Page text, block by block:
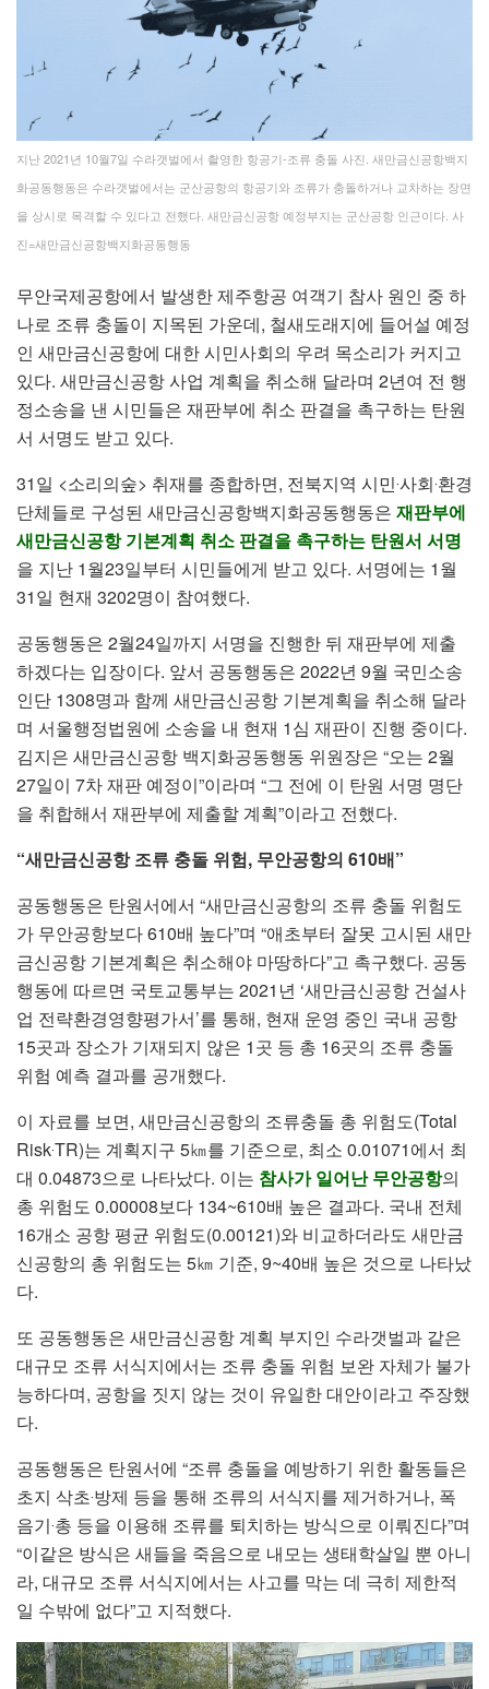
지난 2021년 10월7일 수라갯벌에서 촬영한 항공기-조류 충돌 사진. 새만금신공항백지
화공동행동은 ​수라갯벌에서는 군산공항의 항공기와 조류가 충돌하거나 교차하는 장면
을 상시로 목격할 수 있다고 전했다. 새만금신공항 예정부지는 군산공항 인근이다. 사
진=새만금신공항백지화공동행동
무안국제공항에서 발생한 제주항공 여객기 참사 원인 중 하
나로 조류 충돌이 지목된 가운데, 철새도래지에 들어설 예정
인 새만금신공항에 대한 시민사회의 우려 목소리가 커지고
있다. 새만금신공항 사업 계획을 취소해 달라며 2년여 전 행
정소송을 낸 시민들은 재판부에 취소 판결을 촉구하는 탄원
서 서명도 받고 있다.
31일 <소리의숲> 취재를 종합하면, 전북지역 시민‧사회‧환경
단체들로 구성된 새만금신공항백지화공동행동은 재판부에
새만금신공항 기본계획 취소 판결을 촉구하는 탄원서 서명
을 지난 1월23일부터 시민들에게 받고 있다. 서명에는 1월
31일 현재 3202명이 참여했다.
공동행동은 2월24일까지 서명을 진행한 뒤 재판부에 제출
하겠다는 입장이다. 앞서 공동행동은 2022년 9월 국민소송
인단 1308명과 함께 새만금신공항 기본계획을 취소해 달라
며 서울행정법원에 소송을 내 현재 1심 재판이 진행 중이다.
김지은 새만금신공항 백지화공동행동 위원장은 “오는 2월
27일이 7차 재판 예정이”이라며 “그 전에 이 탄원 서명 명단
을 취합해서 재판부에 제출할 계획”이라고 전했다.
“새만금신공항 조류 충돌 위험, 무안공항의 610배”
공동행동은 탄원서에서 “새만금신공항의 조류 충돌 위험도
가 무안공항보다 610배 높다”며 “애초부터 잘못 고시된 새만
금신공항 기본계획은 취소해야 마땅하다”고 촉구했다. 공동
행동에 따르면 국토교통부는 2021년 ‘새만금신공항 건설사
업 전략환경영향평가서’를 통해, 현재 운영 중인 국내 공항
15곳과 장소가 기재되지 않은 1곳 등 총 16곳의 조류 충돌
위험 예측 결과를 공개했다.
이 자료를 보면, 새만금신공항의 조류충돌 총 위험도(Total
Risk‧TR)는 계획지구 5㎞를 기준으로, 최소 0.01071에서 최
대 0.04873으로 나타났다. 이는 참사가 일어난 무안공항의
총 위험도 0.00008보다 134~610배 높은 결과다. 국내 전체
16개소 공항 평균 위험도(0.00121)와 비교하더라도 새만금
신공항의 총 위험도는 5㎞ 기준, 9~40배 높은 것으로 나타났
다.
또 공동행동은 새만금신공항 계획 부지인 수라갯벌과 같은
대규모 조류 서식지에서는 조류 충돌 위험 보완 자체가 불가
능하다며, 공항을 짓지 않는 것이 유일한 대안이라고 주장했
다.
공동행동은 탄원서에 “조류 충돌을 예방하기 위한 활동들은
초지 삭초‧방제 등을 통해 조류의 서식지를 제거하거나, 폭
음기‧총 등을 이용해 조류를 퇴치하는 방식으로 이뤄진다”며
“이같은 방식은 새들을 죽음으로 내모는 생태학살일 뿐 아니
라, 대규모 조류 서식지에서는 사고를 막는 데 극히 제한적
일 수밖에 없다”고 지적했다.